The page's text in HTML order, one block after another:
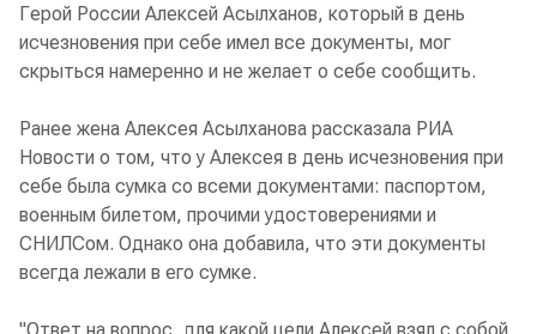
Герой России Алексей Асылханов, который в день
исчезновения при себе имел все документы, мог
скрыться намеренно и не желает о себе сообщить.
Ранее жена Алексея Асылханова рассказала РИА
Новости о том, что у Алексея в день исчезновения при
себе была сумка со всеми документами: паспортом,
военным билетом, прочими удостоверениями и
СНИЛСом. Однако она добавила, что эти документы
всегда лежали в его сумке.